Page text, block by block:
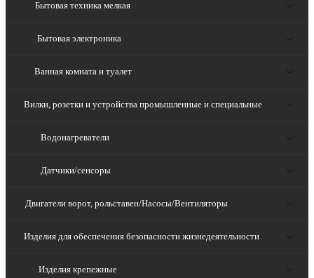
Бытовая техника мелкая
Бытовая электроника
Ванная комната и туалет
Вилки, розетки и устройства промышленные и специальные
Водонагреватели
Датчики/сенсоры
Двигатели ворот, рольставен/Насосы/Вентиляторы
Изделия для обеспечения безопасности жизнедеятельности
Изделия крепежные